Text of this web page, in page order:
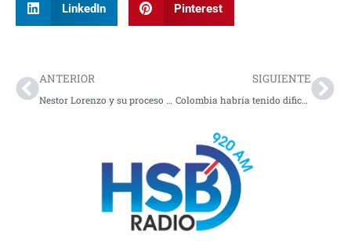
LinkedIn Pinterest
ANTERIOR
Nestor Lorenzo y su proceso con la seleccion Colombia
SIGUIENTE
Colombia habría tenido dificultades para jugar contra Canada